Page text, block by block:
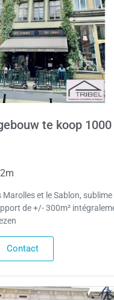
te koop
2m
Marolles et le Sablon,
de +/- 300m²
Contact